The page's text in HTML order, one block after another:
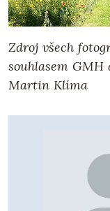
Zdroj všech
souhlasem GMH
Martin Klíma